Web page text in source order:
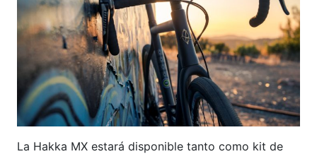
La Hakka MX estará disponible tanto como kit de